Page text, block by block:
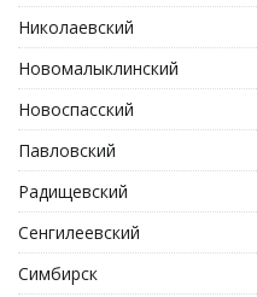
Николаевский
Новомалыклинский
Новоспасский
Павловский
Радищевский
Сенгилеевский
Симбирск